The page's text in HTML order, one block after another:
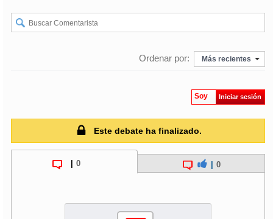
Ordenar por: Más recientes
Soy Iniciar sesión
Este debate ha finalizado.
0 0